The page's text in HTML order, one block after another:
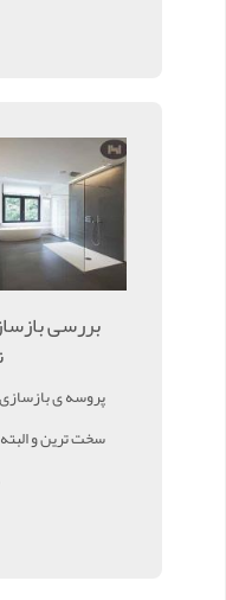
بررسی
پروسه ی
سخت ترین و